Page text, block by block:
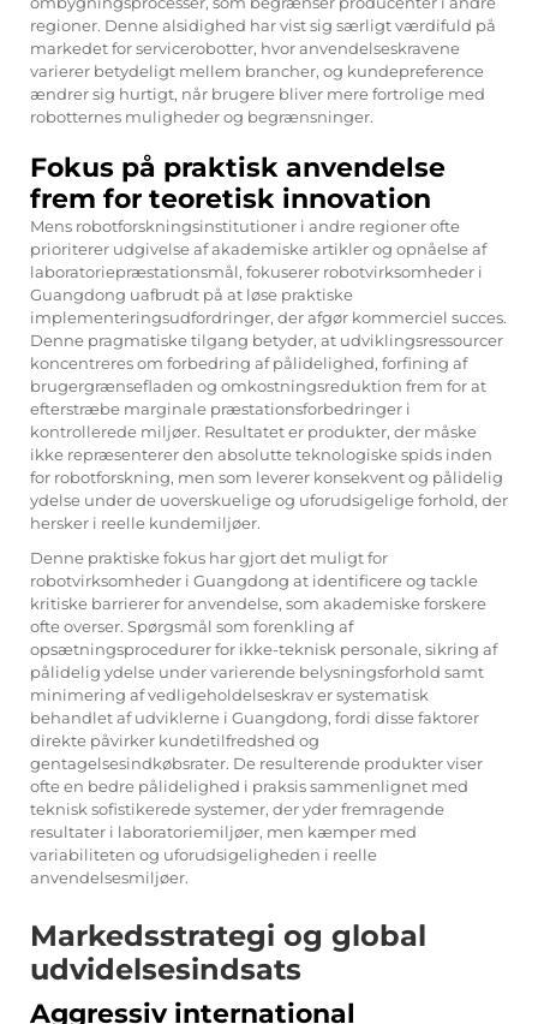
regioner. Denne alsidighed har vist sig særligt værdifuld på
markedet for servicerobotter, hvor anvendelseskravene
varierer betydeligt mellem brancher, og kundepreference
ændrer sig hurtigt, når brugere bliver mere fortrolige med
robotternes muligheder og begrænsninger.
Fokus på praktisk anvendelse
frem for teoretisk innovation
Mens robotforskningsinstitutioner i andre regioner ofte
prioriterer udgivelse af akademiske artikler og opnåelse af
laboratoriepræstationsmål, fokuserer robotvirksomheder i
Guangdong uafbrudt på at løse praktiske
implementeringsudfordringer, der afgør kommerciel succes.
Denne pragmatiske tilgang betyder, at udviklingsressourcer
koncentreres om forbedring af pålidelighed, forfining af
brugergrænsefladen og omkostningsreduktion frem for at
efterstræbe marginale præstationsforbedringer i
kontrollerede miljøer. Resultatet er produkter, der måske
ikke repræsenterer den absolutte teknologiske spids inden
for robotforskning, men som leverer konsekvent og pålidelig
ydelse under de uoverskuelige og uforudsigelige forhold, der
hersker i reelle kundemiljøer.
Denne praktiske fokus har gjort det muligt for
robotvirksomheder i Guangdong at identificere og tackle
kritiske barrierer for anvendelse, som akademiske forskere
ofte overser. Spørgsmål som forenkling af
opsætningsprocedurer for ikke-teknisk personale, sikring af
pålidelig ydelse under varierende belysningsforhold samt
minimering af vedligeholdelseskrav er systematisk
behandlet af udviklerne i Guangdong, fordi disse faktorer
direkte påvirker kundetilfredshed og
gentagelsesindkøbsrater. De resulterende produkter viser
ofte en bedre pålidelighed i praksis sammenlignet med
teknisk sofistikerede systemer, der yder fremragende
resultater i laboratoriemiljøer, men kæmper med
variabiliteten og uforudsigeligheden i reelle
anvendelsesmiljøer.
Markedsstrategi og global
udvidelsesindsats
Aggressiv international